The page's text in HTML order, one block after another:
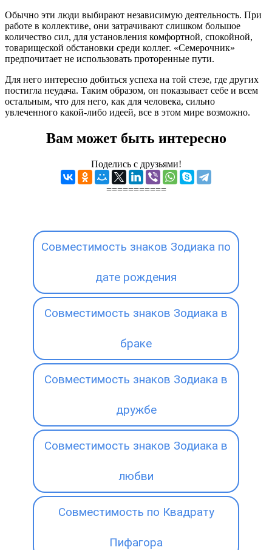
Обычно эти люди выбирают независимую деятельность. При
работе в коллективе, они затрачивают слишком большое
количество сил, для установления комфортной, спокойной,
товарищеской обстановки среди коллег. «Семерочник»
предпочитает не использовать проторенные пути.
Для него интересно добиться успеха на той стезе, где других
постигла неудача. Таким образом, он показывает себе и всем
остальным, что для него, как для человека, сильно
увлеченного какой-либо идеей, все в этом мире возможно.
Вам может быть интересно
Поделись с друзьями!
===========
Совместимость знаков Зодиака по
дате рождения
Совместимость знаков Зодиака в
браке
Совместимость знаков Зодиака в
дружбе
Совместимость знаков Зодиака в
любви
Совместимость по Квадрату
Пифагора